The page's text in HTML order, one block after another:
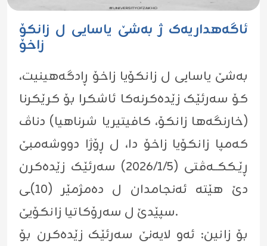
ئاگەهداریەک ژ بەشێ یاسایی ل زانکۆ
زاخۆ
بەشێ یاسایی ل زانکۆیا زاخۆ ڕادگەهینیت،
کۆ سەرئێک زێدەکرنەکا ئاشکرا بۆ کرێکرنا
(خارنگەها زانکۆ، کافیتیریا شرناهیا) دناڤ
کەمپا زانکۆیا زاخۆ دا، ل ڕۆژا دووشەمبێ
ڕێـککــەڤتی (٢٠٢٦/١/٥) سەرئێک زێدەکرن
دێ هێتە ئەنجامدان ل دەمژمێر (١٠)ـی
سپێدێ ل سەرۆکاتیا زانکۆیێ.
بۆ زانین: ئەو لایەنێ سەرئێک زێدەکرن بۆ